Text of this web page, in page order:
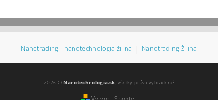
Nanotrading - nanotechnologia žilina | Nanotrading Žilina
2026 © Nanotechnologia.sk , všetky práva vyhradené
Vytvoril Shoptet